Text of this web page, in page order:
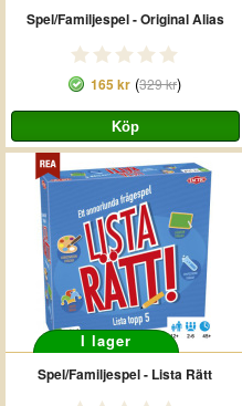
Spel/Familjespel - Original Alias
165 kr (329 kr)
I lager
Spel/Familjespel - Lista Rätt